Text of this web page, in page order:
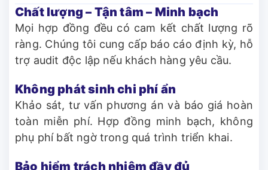
Chất lượng – Tận tâm – Minh bạch
Mọi hợp đồng đều có cam kết chất lượng rõ
ràng. Chúng tôi cung cấp báo cáo định kỳ, hỗ
trợ audit độc lập nếu khách hàng yêu cầu.
Không phát sinh chi phí ẩn
Khảo sát, tư vấn phương án và báo giá hoàn
toàn miễn phí. Hợp đồng minh bạch, không
phụ phí bất ngờ trong quá trình triển khai.
Bảo hiểm trách nhiệm đầy đủ